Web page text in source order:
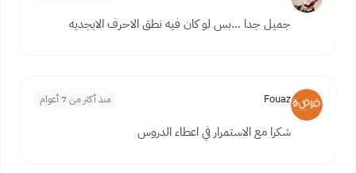
جميل جدا ...بس لو كان فيه نطق الاحرف الابجديه
Fouaz منذ أكثر من 7 أعوام
شكرا مع الاستمرار في اعطاء الدروس